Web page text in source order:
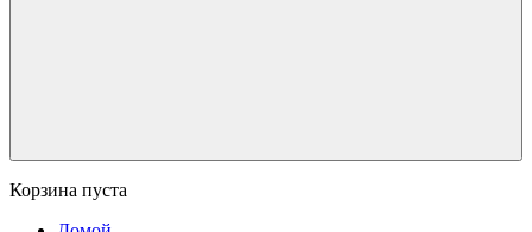
Корзина пуста